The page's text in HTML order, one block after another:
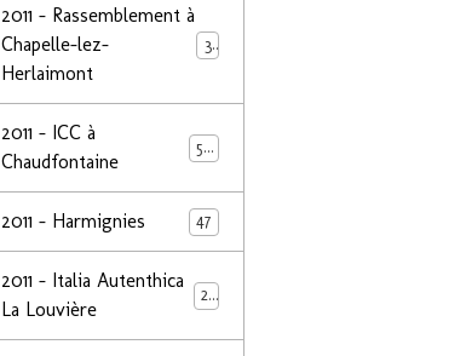
2011 - Rassemblement à
Chapelle-lez-
Herlaimont
32
2011 - ICC à
Chaudfontaine
50
2011 - Harmignies 47
2011 - Italia Autenthica
La Louvière
23